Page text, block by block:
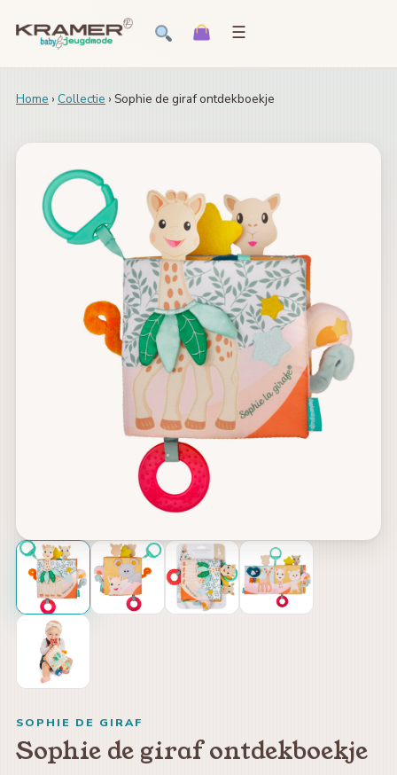
☰
Home › Collectie › Sophie de giraf ontdekboekje
SOPHIE DE GIRAF
Sophie de giraf ontdekboekje